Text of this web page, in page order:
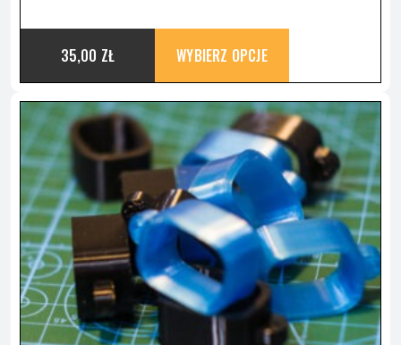
35,00 ZŁ WYBIERZ OPCJE
TEN
PRODUKT
MA
WIELE
WARIANTÓW.